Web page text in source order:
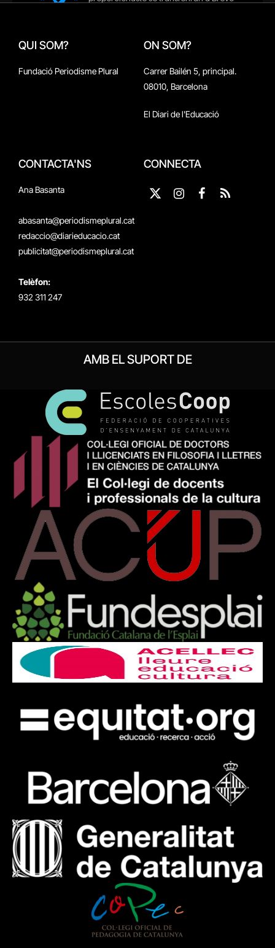
QUI SOM?
Fundació Periodisme Plural
ON SOM?
Carrer Bailén 5, principal.
08010, Barcelona
El Diari de l'Educació
CONTACTA'NS
Ana Basanta
abasanta@periodismeplural.cat
redaccio@diarieducacio.cat
publicitat@periodismeplural.cat
Telèfon:
932 311 247
CONNECTA
X
InstagramFacebook
RSS
AMB EL SUPORT DE